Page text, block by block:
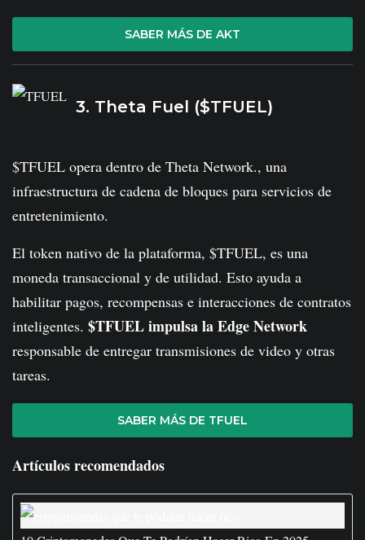
SABER MÁS DE AKT
3. Theta Fuel ($TFUEL)
$TFUEL opera dentro de Theta Network., una
infraestructura de cadena de bloques para servicios de
entretenimiento.
El token nativo de la plataforma, $TFUEL, es una
moneda transaccional y de utilidad. Esto ayuda a
habilitar pagos, recompensas e interacciones de contratos
inteligentes. $TFUEL impulsa la Edge Network
responsable de entregar transmisiones de video y otras
tareas.
SABER MÁS DE TFUEL
Artículos recomendados